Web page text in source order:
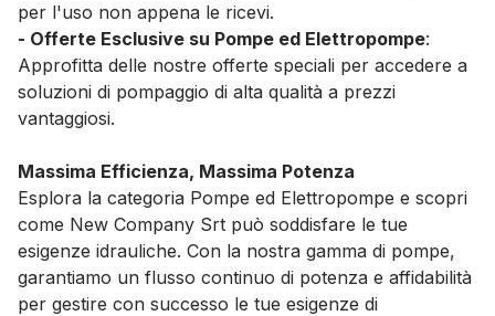
per l'uso non appena le ricevi.
- Offerte Esclusive su Pompe ed Elettropompe:
Approfitta delle nostre offerte speciali per accedere a
soluzioni di pompaggio di alta qualità a prezzi
vantaggiosi.
Massima Efficienza, Massima Potenza
Esplora la categoria Pompe ed Elettropompe e scopri
come New Company Srt può soddisfare le tue
esigenze idrauliche. Con la nostra gamma di pompe,
garantiamo un flusso continuo di potenza e affidabilità
per gestire con successo le tue esigenze di